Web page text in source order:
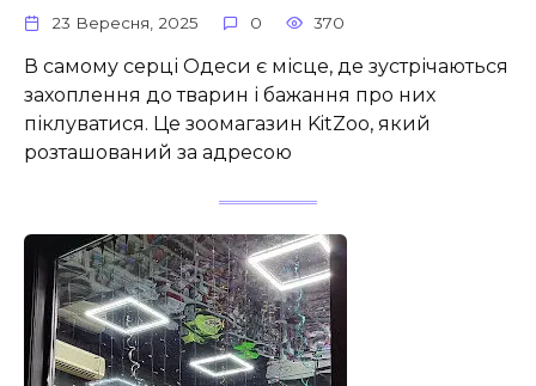
23 Вересня, 2025 0 370
В самому серці Одеси є місце, де зустрічаються
захоплення до тварин і бажання про них
піклуватися. Це зоомагазин KitZoo, який
розташований за адресою